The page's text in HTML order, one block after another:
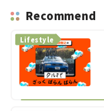
Recommend
Lifestyle